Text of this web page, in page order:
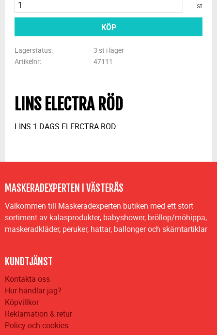
st
KÖP
Lagerstatus
3 st i lager
Artikelnr
47111
LINS ELECTRA RÖD
LINS 1 DAGS ELERCTRA RÖD
MASKERADEXPERTEN I VÄSTERÅS
Välkommen till Maskeradexperten butiken med ett stort
sortiment av kalasprodukter, babyshower, bröllop/möhippa,
maskeradkläder, peruker, hattar, ballonger och skämtartiklar
KUNDTJÄNST
Kontakta oss
Hur handlar jag?
Köpvillkor
Reklamation & retur
Policy och cookies